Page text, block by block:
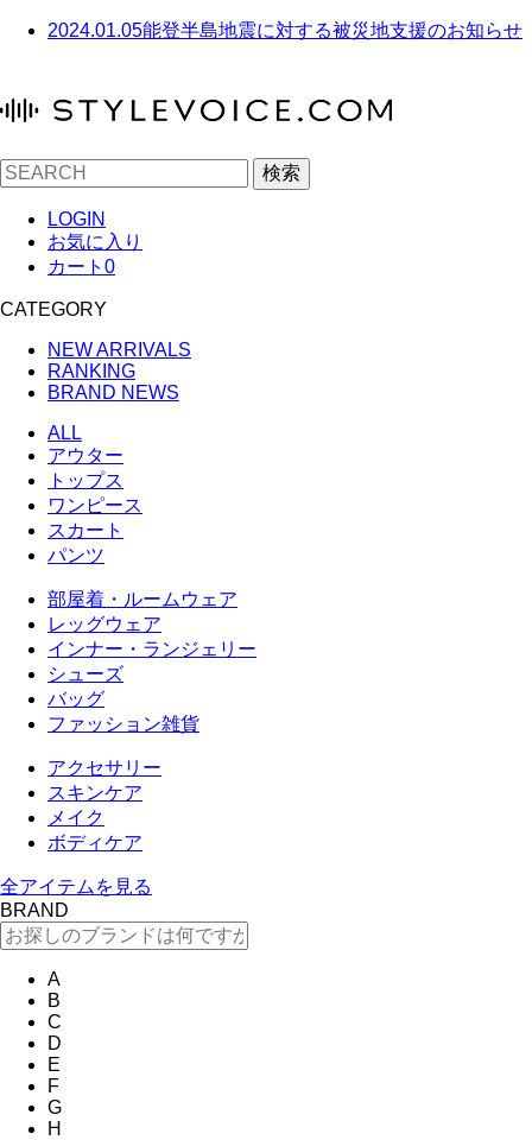
2024.01.05能登半島地震に対する被災地支援のお知らせ
検索
LOGIN
お気に入り
カート 0
CATEGORY
NEW ARRIVALS
RANKING
BRAND NEWS
ALL
アウター
トップス
ワンピース
スカート
パンツ
部屋着・ルームウェア
レッグウェア
インナー・ランジェリー
シューズ
バッグ
ファッション雑貨
アクセサリー
スキンケア
メイク
ボディケア
全アイテムを見る
BRAND
A
B
C
D
E
F
G
H